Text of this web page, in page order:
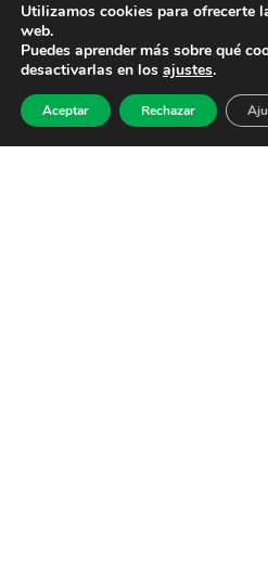
Utilizamos cookies para ofrecerte
web.
Puedes aprender más sobre qué
desactivarlas en los ajustes.
Aceptar Rechazar